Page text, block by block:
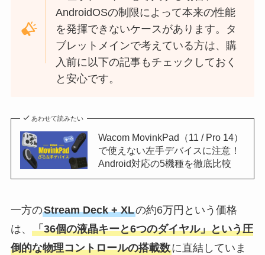
AndroidOSの制限によって本来の性能
を発揮できないケースがあります。タ
ブレットメインで考えている方は、購
入前に以下の記事もチェックしておく
と安心です。
あわせて読みたい
Wacom MovinkPad（11 / Pro 14）
で使えない左手デバイスに注意！
Android対応の5機種を徹底比較
一方のStream Deck + XLの約6万円という価格
は、 「36個の液晶キーと6つのダイヤル」という圧
倒的な物理コントロールの搭載数に直結していま